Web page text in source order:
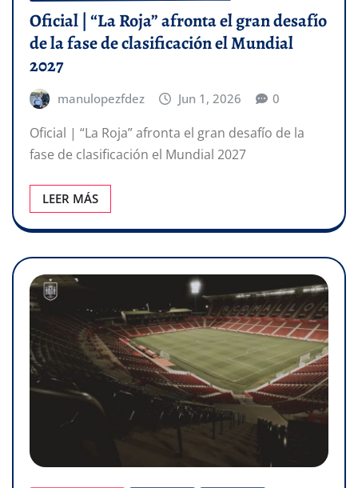
Oficial | “La Roja” afronta el gran desafío
de la fase de clasificación el Mundial
2027
manulopezfdez Jun 1, 2026 0
Oficial | “La Roja” afronta el gran desafío de la
fase de clasificación el Mundial 2027​
LEER MÁS